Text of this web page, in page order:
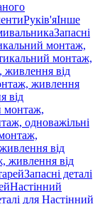
Руків'яІнше
Запасні
монтаж,
монтаж,
від
живлення
від
монтаж,
одноважільні
від
живлення від
Запасні деталі
Настінний
для Настінний